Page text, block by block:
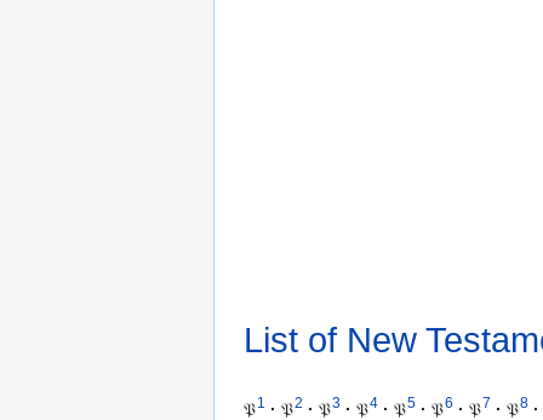
List of New
𝔓1 · 𝔓2 · 𝔓3 · 𝔓4 · 𝔓5 · 𝔓6 · 𝔓7 · 𝔓8 ·